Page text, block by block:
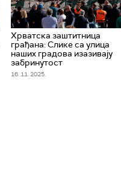
Хрватска заштитница
грађана: Слике са улица
наших градова изазивају
забринутост
16. 11. 2025.